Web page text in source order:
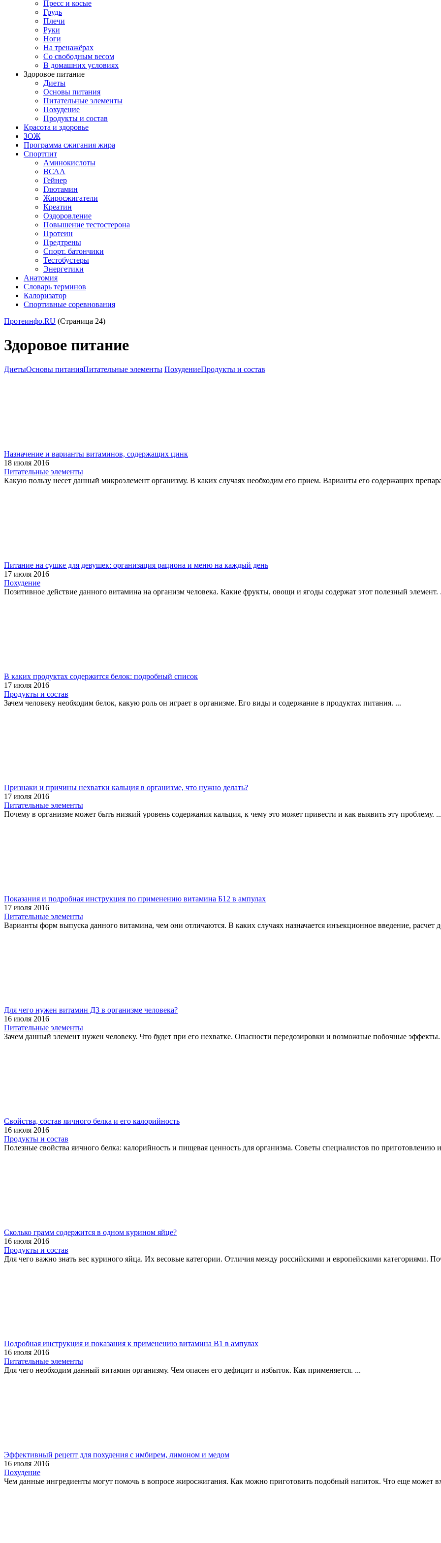
Пресс и косые
Грудь
Плечи
Руки
Ноги
На тренажёрах
Со свободным весом
В домашних условиях
Здоровое питание
Диеты
Основы питания
Питательные элементы
Похудение
Продукты и состав
Красота и здоровье
ЗОЖ
Программа сжигания жира
Спортпит
Аминокислоты
ВСАА
Гейнер
Глютамин
Жиросжигатели
Креатин
Оздоровление
Повышение тестостерона
Протеин
Предтрены
Спорт. батончики
Тестобустеры
Энергетики
Анатомия
Словарь терминов
Калоризатор
Спортивные соревнования
Протеинфо.RU (Страница 24)
Здоровое питание
ДиетыОсновы питанияПитательные элементы ПохудениеПродукты и состав
Назначение и варианты витаминов, содержащих цинк
18 июля 2016
Питательные элементы
Какую пользу несет данный микроэлемент организму. В каких случаях необходим его прием. Варианты его содержащих
Питание на сушке для девушек: организация рациона и меню на каждый день
17 июля 2016
Похудение
Позитивное действие данного витамина на организм человека. Какие фрукты, овощи и ягоды содержат этот полезный элемент.
В каких продуктах содержится белок: подробный список
17 июля 2016
Продукты и состав
Зачем человеку необходим белок, какую роль он играет в организме. Его виды и содержание в продуктах питания. ...
Признаки и причины нехватки кальция в организме, что нужно делать?
17 июля 2016
Питательные элементы
Почему в организме может быть низкий уровень содержания кальция, к чему это может привести и как выявить эту проблему. ...
Показания и подробная инструкция по применению витамина Б12 в ампулах
17 июля 2016
Питательные элементы
Варианты форм выпуска данного витамина, чем они отличаются. В каких случаях назначается инъекционное введение, расчет
Для чего нужен витамин Д3 в организме человека?
16 июля 2016
Питательные элементы
Зачем данный элемент нужен человеку. Что будет при его нехватке. Опасности передозировки и возможные побочные эффекты.
Свойства, состав яичного белка и его калорийность
16 июля 2016
Продукты и состав
Полезные свойства яичного белка: калорийность и пищевая ценность для организма. Советы специалистов по приготовлению
Сколько грамм содержится в одном курином яйце?
16 июля 2016
Продукты и состав
Для чего важно знать вес куриного яйца. Их весовые категории. Отличия между российскими и европейскими категориями.
Подробная инструкция и показания к применению витамина B1 в ампулах
16 июля 2016
Питательные элементы
Для чего необходим данный витамин организму. Чем опасен его дефицит и избыток. Как применяется. ...
Эффективный рецепт для похудения с имбирем, лимоном и медом
16 июля 2016
Похудение
Чем данные ингредиенты могут помочь в вопросе жиросжигания. Как можно приготовить подобный напиток. Что еще может